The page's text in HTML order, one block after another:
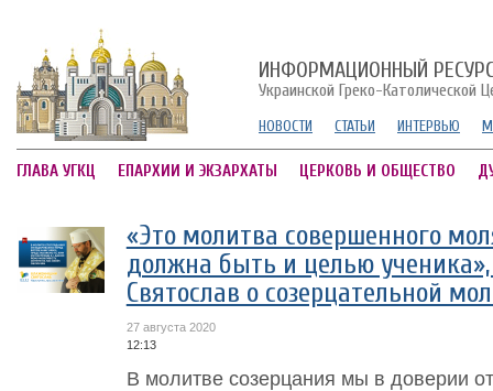
ИНФОРМАЦИОННЫЙ
Украинской Греко-Католической
НОВОСТИ СТАТЬИ ИНТЕРВЬЮ
ГЛАВА УГКЦ ЕПАРХИИ И ЭКЗАРХАТЫ ЦЕРКОВЬ И ОБЩЕСТВО
«Это молитва совершенного
должна быть и целью
Святослав о созерцательной
27 августа 2020
12:13
В молитве созерцания мы в доверии